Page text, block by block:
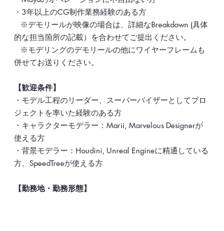
・3年以上のCG制作業務経験のある方
※デモリールが映像の場合は、詳細なBreakdown (具体
的な担当箇所の記載）を合わせてご提出ください。
※モデリングのデモリールの他にワイヤーフレームも
併せてお送りください。
【歓迎条件】
・モデル工程のリーダー、スーパーバイザーとしてプロ
ジェクトを率いた経験のある方
・キャラクターモデラー：Marii, Marvelous Designerが
使える方
・背景モデラー：Houdini, Unreal Engineに精通している
方、SpeedTreeが使える方
【勤務地・勤務形態】